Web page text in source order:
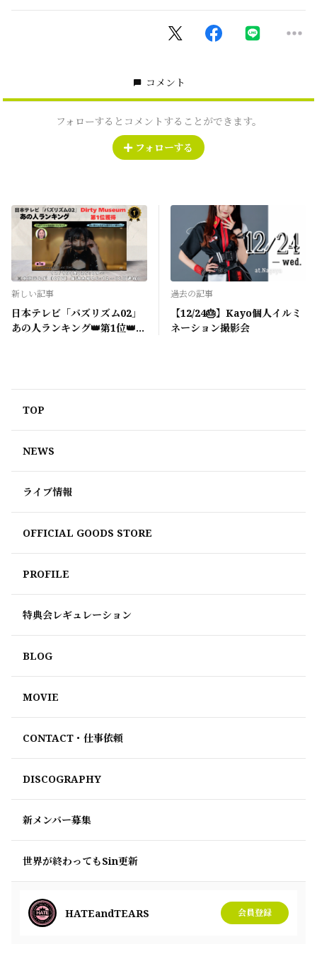
コメント
フォローするとコメントすることができます。
フォローする
新しい記事
日本テレビ「バズリズム02」
あの人ランキング👑第1位👑獲
過去の記事
【12/24🎂】Kayo個人イルミ
ネーション撮影会
TOP
NEWS
ライブ情報
OFFICIAL GOODS STORE
PROFILE
特典会レギュレーション
BLOG
MOVIE
CONTACT・仕事依頼
DISCOGRAPHY
新メンバー募集
世界が終わってもSin更新
HATEandTEARS 会員登録